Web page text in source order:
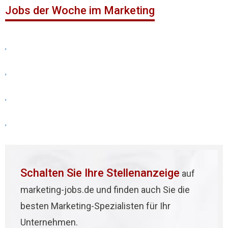
Jobs der Woche im Marketing
,
,
,
,
Schalten Sie Ihre Stellenanzeige auf
marketing-jobs.de und finden auch Sie die
besten Marketing-Spezialisten für Ihr
Unternehmen.